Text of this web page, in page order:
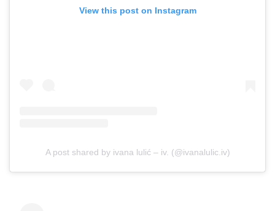
View this post on Instagram
A post shared by ivana lulić – iv. (@ivanalulic.iv)